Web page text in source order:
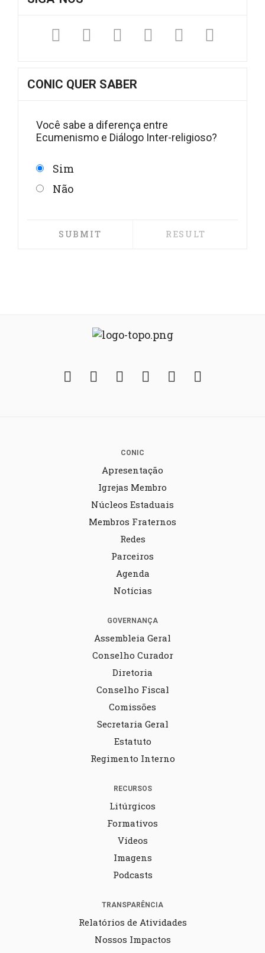
FacebookTwitterInstagram
YouTube
Fickr
CONIC QUER SABER
Você sabe a diferença entre
Ecumenismo e Diálogo Inter-religioso?
Sim
Não
FacebookTwitter Instagram
YouTubeFickr
CONIC
Apresentação
Igrejas Membro
Núcleos Estaduais
Membros Fraternos
Redes
Parceiros
Agenda
Notícias
GOVERNANÇA
Assembleia Geral
Conselho Curador
Diretoria
Conselho Fiscal
Comissões
Secretaria Geral
Estatuto
Regimento Interno
RECURSOS
Litúrgicos
Formativos
Vídeos
Imagens
Podcasts
TRANSPARÊNCIA
Relatórios de Atividades
Nossos Impactos